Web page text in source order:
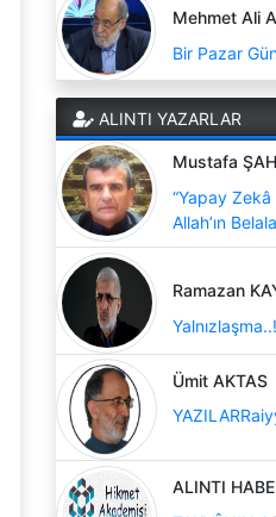
Mehmet Ali
Bir Pazar
ALINTI YAZARLAR
Mustafa
“Yapay Zekâ
Allah’ın
Ramazan
Yalnızlaşma..!
Ümit AKTAS
ALINTI